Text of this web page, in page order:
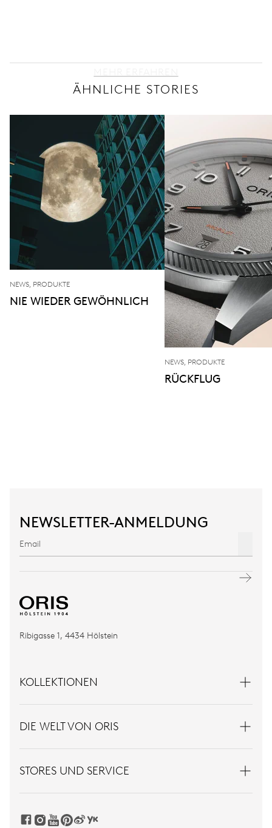
ÄHNLICHE STORIES
NEWS, PRODUKTE
NIE WIEDER GEWÖHNLICH
NEWS, PRODUKTE
RÜCKFLUG
NEWSLETTER-ANMELDUNG
Ribigasse 1, 4434 Hölstein
KOLLEKTIONEN
DIE WELT VON ORIS
STORES UND SERVICE